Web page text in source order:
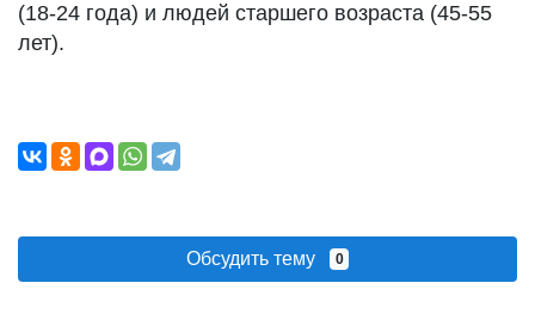
(18-24 года) и людей старшего возраста (45-55
лет).
Обсудить тему 0